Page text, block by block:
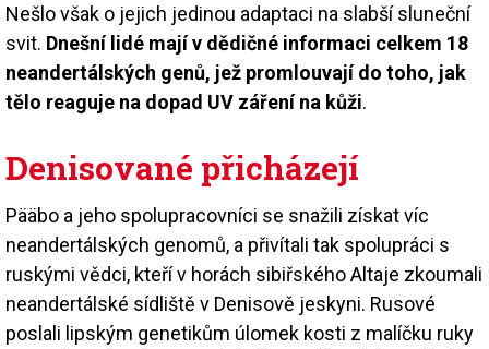
Nešlo však o jejich jedinou adaptaci na slabší sluneční
svit. Dnešní lidé mají v dědičné informaci celkem 18
neandertálských genů, jež promlouvají do toho, jak
tělo reaguje na dopad UV záření na kůži.
Denisované přicházejí
Pääbo a jeho spolupracovníci se snažili získat víc
neandertálských genomů, a přivítali tak spolupráci s
ruskými vědci, kteří v horách sibiřského Altaje zkoumali
neandertálské sídliště v Denisově jeskyni. Rusové
poslali lipským genetikům úlomek kosti z malíčku ruky